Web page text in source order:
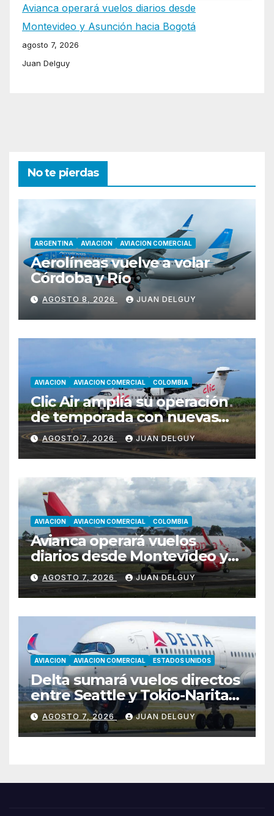
Avianca operará vuelos diarios desde
Montevideo y Asunción hacia Bogotá
agosto 7, 2026
Juan Delguy
No te pierdas
ARGENTINA AVIACION AVIACION COMERCIAL
Aerolíneas vuelve a volar
Córdoba y Río
AGOSTO 8, 2026 JUAN DELGUY
AVIACION AVIACION COMERCIAL COLOMBIA
Clic Air amplía su operación
de temporada con nuevas
rutas hacia Cartagena y Tolú
AGOSTO 7, 2026 JUAN DELGUY
AVIACION AVIACION COMERCIAL COLOMBIA
Avianca operará vuelos
diarios desde Montevideo y
Asunción hacia Bogotá
AGOSTO 7, 2026 JUAN DELGUY
AVIACION AVIACION COMERCIAL ESTADOS UNIDOS
Delta sumará vuelos directos
entre Seattle y Tokio-Narita
desde marzo de 2027
AGOSTO 7, 2026 JUAN DELGUY